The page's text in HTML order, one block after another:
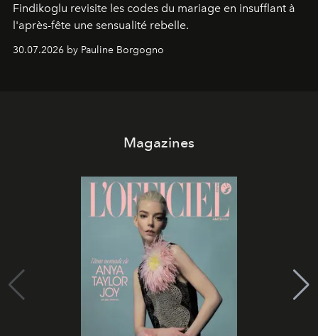
Findikoglu revisite les codes du mariage en insufflant à
l'après-fête une sensualité rebelle.
30.07.2026 by Pauline Borgogno
Magazines